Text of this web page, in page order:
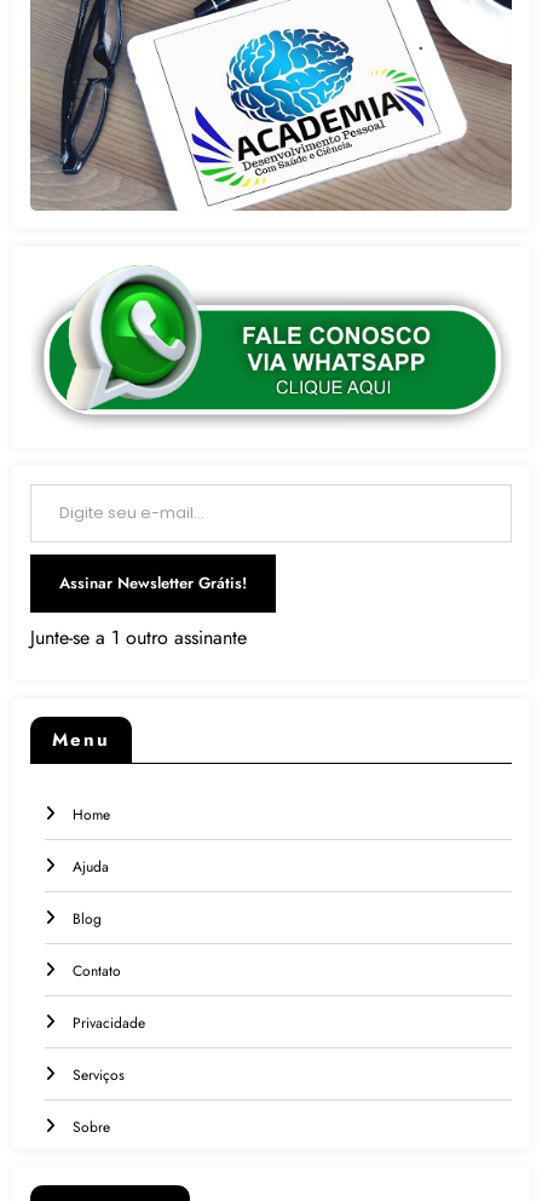
Digite seu e-mail…
Assinar Newsletter Grátis!
Junte-se a 1 outro assinante
Menu
Home
Ajuda
Blog
Contato
Privacidade
Serviços
Sobre